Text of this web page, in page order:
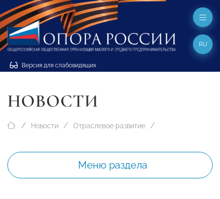
Версия для слабовидящих
RU
НОВОСТИ
Новости Отраслевое развитие
Меню раздела